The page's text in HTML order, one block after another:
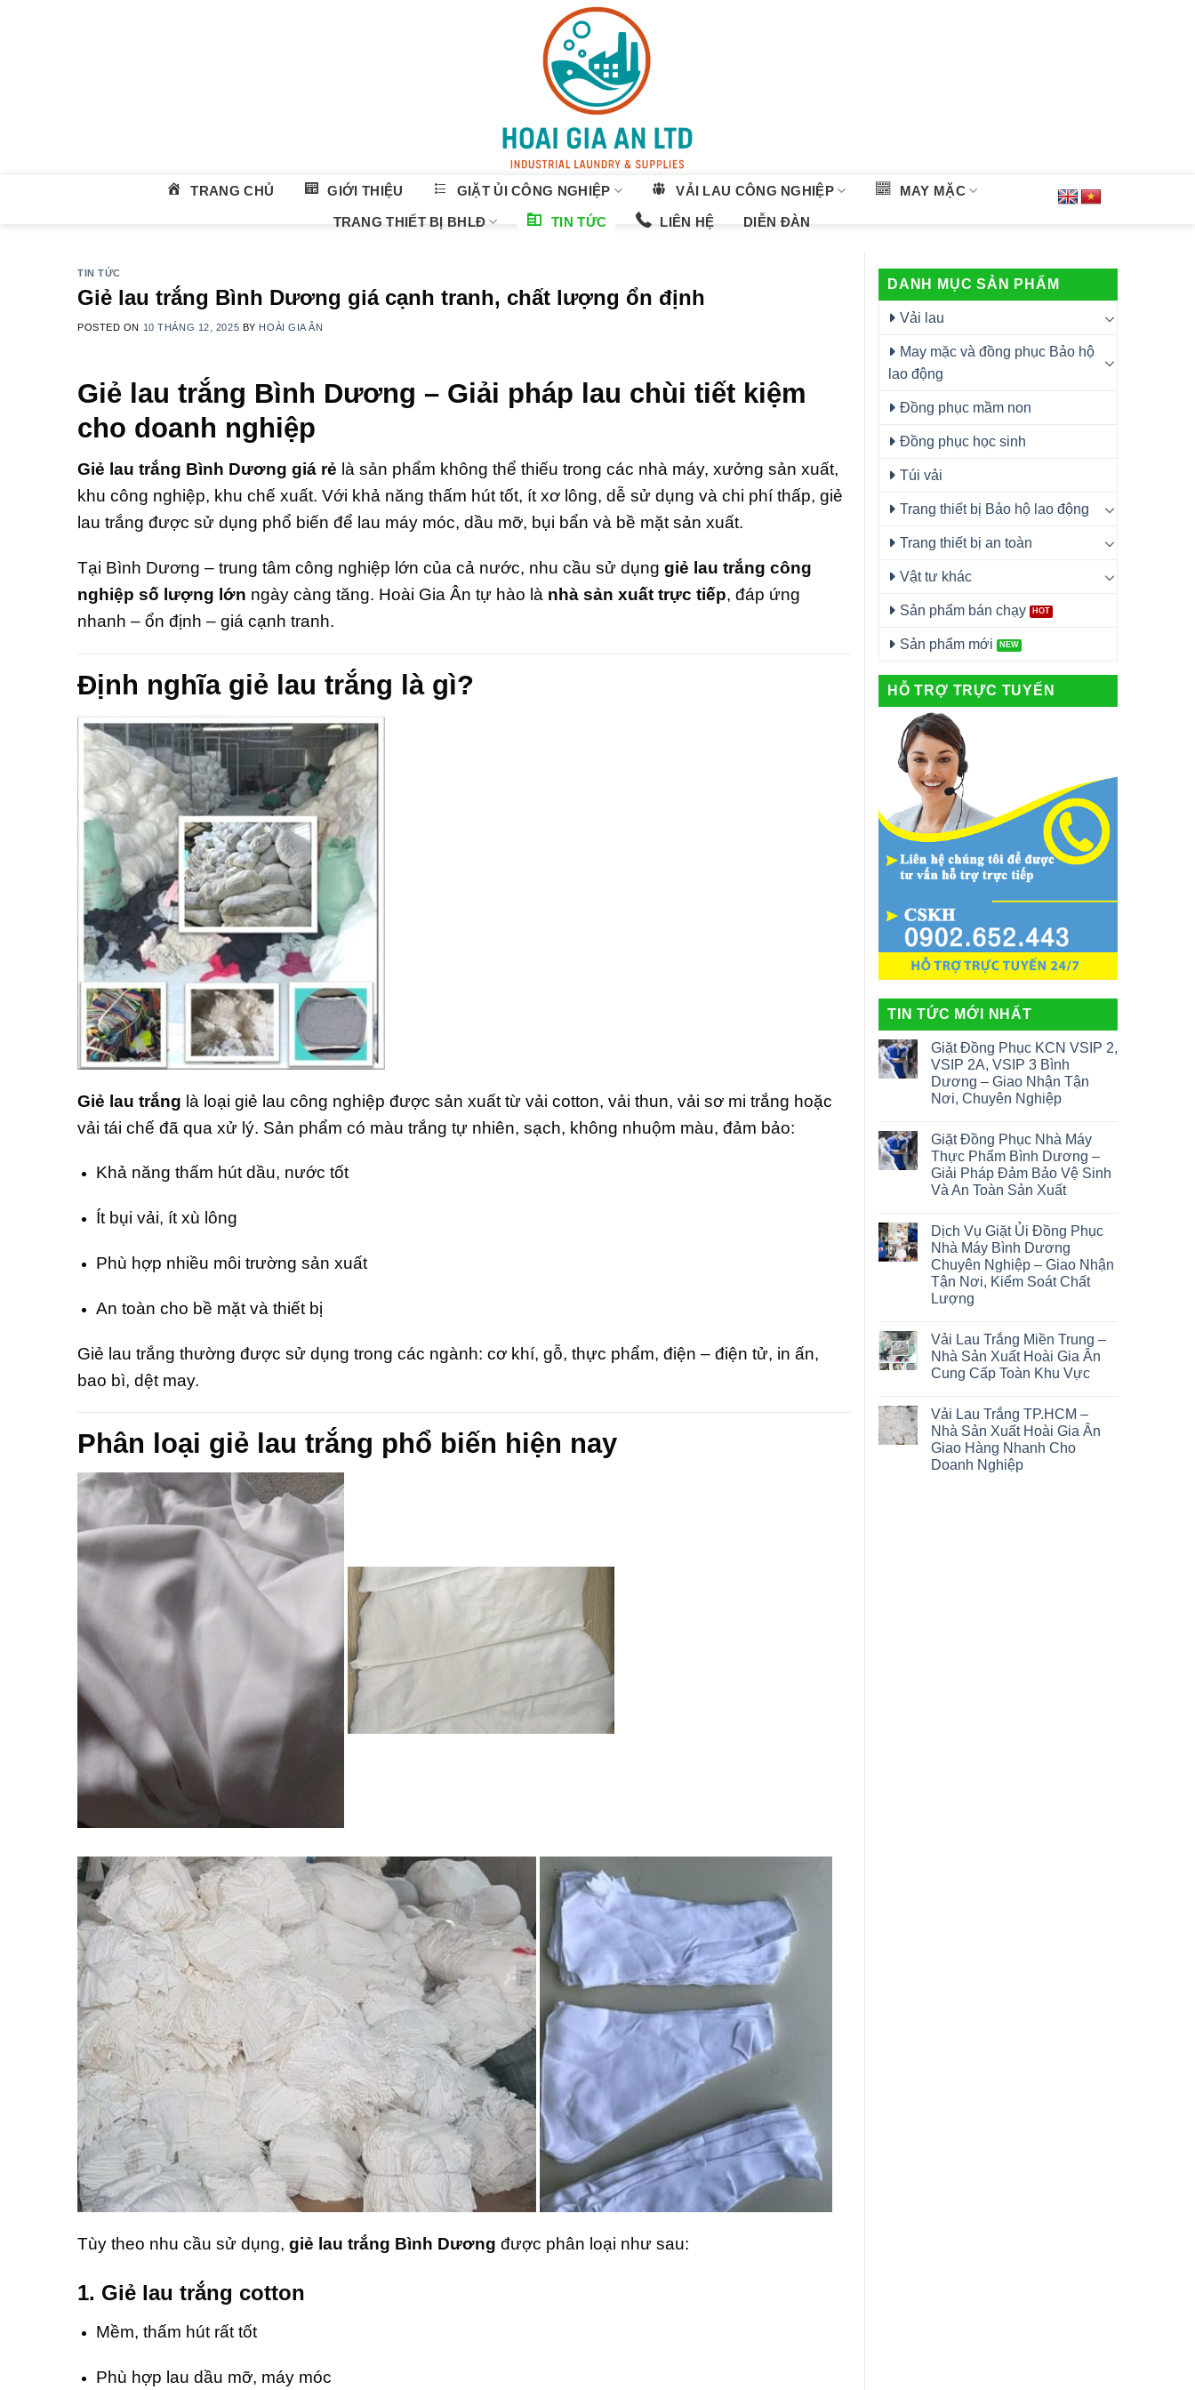
TRANG CHỦ GIỚI THIỆU GIẶT ỦI CÔNG NGHIỆP VẢI LAU CÔNG NGHIỆP MAY MẶC
TRANG THIẾT BỊ BHLĐ TIN TỨC LIÊN HỆ DIỄN ĐÀN
TIN TỨC
Giẻ lau trắng Bình Dương giá cạnh tranh, chất lượng ổn định
POSTED ON 10 THÁNG 12, 2025 BY HOÀI GIA ÂN
Giẻ lau trắng Bình Dương – Giải pháp lau chùi tiết kiệm
cho doanh nghiệp
Giẻ lau trắng Bình Dương giá rẻ là sản phẩm không thể thiếu trong các nhà máy, xưởng sản xuất,
khu công nghiệp, khu chế xuất. Với khả năng thấm hút tốt, ít xơ lông, dễ sử dụng và chi phí thấp, giẻ
lau trắng được sử dụng phổ biến để lau máy móc, dầu mỡ, bụi bẩn và bề mặt sản xuất.
Tại Bình Dương – trung tâm công nghiệp lớn của cả nước, nhu cầu sử dụng giẻ lau trắng công
nghiệp số lượng lớn ngày càng tăng. Hoài Gia Ân tự hào là nhà sản xuất trực tiếp, đáp ứng
nhanh – ổn định – giá cạnh tranh.
Định nghĩa giẻ lau trắng là gì?
Giẻ lau trắng là loại giẻ lau công nghiệp được sản xuất từ vải cotton, vải thun, vải sơ mi trắng hoặc
vải tái chế đã qua xử lý. Sản phẩm có màu trắng tự nhiên, sạch, không nhuộm màu, đảm bảo:
Khả năng thấm hút dầu, nước tốt
Ít bụi vải, ít xù lông
Phù hợp nhiều môi trường sản xuất
An toàn cho bề mặt và thiết bị
Giẻ lau trắng thường được sử dụng trong các ngành: cơ khí, gỗ, thực phẩm, điện – điện tử, in ấn,
bao bì, dệt may.
Phân loại giẻ lau trắng phổ biến hiện nay
Tùy theo nhu cầu sử dụng, giẻ lau trắng Bình Dương được phân loại như sau:
1. Giẻ lau trắng cotton
Mềm, thấm hút rất tốt
Phù hợp lau dầu mỡ, máy móc
DANH MỤC SẢN PHẨM
Vải lau
May mặc và đồng phục Bảo hộ
lao động
Đồng phục mầm non
Đồng phục học sinh
Túi vải
Trang thiết bị Bảo hộ lao động
Trang thiết bị an toàn
Vật tư khác
Sản phẩm bán chạy
Sản phẩm mới
HỖ TRỢ TRỰC TUYẾN
TIN TỨC MỚI NHẤT
Giặt Đồng Phục KCN VSIP 2,
VSIP 2A, VSIP 3 Bình
Dương – Giao Nhận Tận
Nơi, Chuyên Nghiệp
Giặt Đồng Phục Nhà Máy
Thực Phẩm Bình Dương –
Giải Pháp Đảm Bảo Vệ Sinh
Và An Toàn Sản Xuất
Dịch Vụ Giặt Ủi Đồng Phục
Nhà Máy Bình Dương
Chuyên Nghiệp – Giao Nhận
Tận Nơi, Kiểm Soát Chất
Lượng
Vải Lau Trắng Miền Trung –
Nhà Sản Xuất Hoài Gia Ân
Cung Cấp Toàn Khu Vực
Vải Lau Trắng TP.HCM –
Nhà Sản Xuất Hoài Gia Ân
Giao Hàng Nhanh Cho
Doanh Nghiệp